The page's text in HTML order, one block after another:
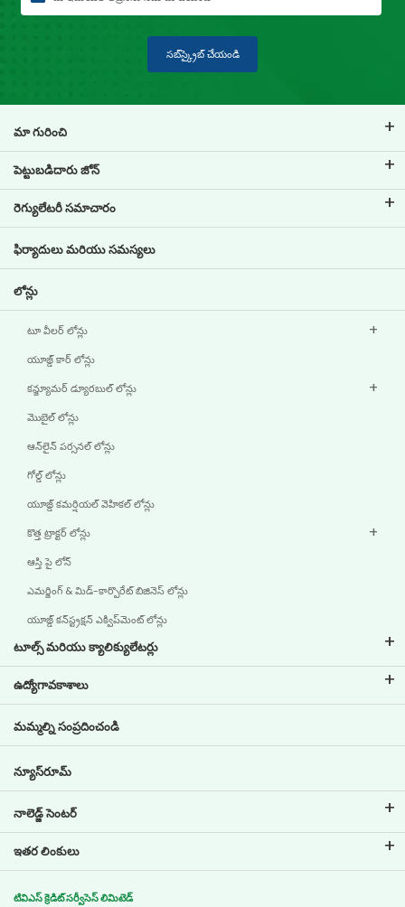
సబ్‌స్క్రైబ్ చేయండి
మా గురించి
టివిఎస్ క్రెడిట్ గురించి
మా బ్రాండ్ గురించి తెలుసుకోండి
కీలక వ్యక్తులు
పెట్టుబడిదారు జోన్
కార్పొరేట్ గవర్నెన్స్
పెట్టుబడిదారు సమాచారం
రెగ్యులేటరీ సమాచారం
ఇతర ప్రకటనలు
ఫిర్యాదులు మరియు సమస్యలు
లోన్లు
టూ వీలర్ లోన్లు
యూజ్డ్ కార్ లోన్లు
కన్జ్యూమర్ డ్యూరబుల్ లోన్లు
మొబైల్ లోన్లు
ఆన్‌లైన్ పర్సనల్ లోన్లు
గోల్డ్ లోన్లు
యూజ్డ్ కమర్షియల్ వెహికల్ లోన్లు
కొత్త ట్రాక్టర్ లోన్లు
ఆస్తి పై లోన్
ఎమర్జింగ్ & మిడ్-కార్పొరేట్ బిజినెస్ లోన్లు
యూజ్డ్ కన్‌స్ట్రక్షన్ ఎక్విప్‌మెంట్ లోన్లు
టూల్స్ మరియు క్యాలిక్యులేటర్లు
ఇఎంఐ క్యాలిక్యులేటర్
టూ వీలర్ లోన్ ఇఎంఐ క్యాలిక్యులేటర్
కార్ వాల్యుయేషన్ టూల్
ఉద్యోగావకాశాలు
టివిఎస్ క్రెడిట్‌ వద్ద ఉద్యోగ జీవితం
ప్రస్తుత ఉద్యోగావకాశాలు
మమ్మల్ని సంప్రదించండి
న్యూస్‌రూమ్
నాలెడ్జ్ సెంటర్
బ్లాగులు
సాధారణ ప్రశ్నలు
టెస్టిమోనియల్స్
ఇతర లింకులు
టివిఎస్ క్రెడిట్ సర్వీసెస్ లిమిటెడ్